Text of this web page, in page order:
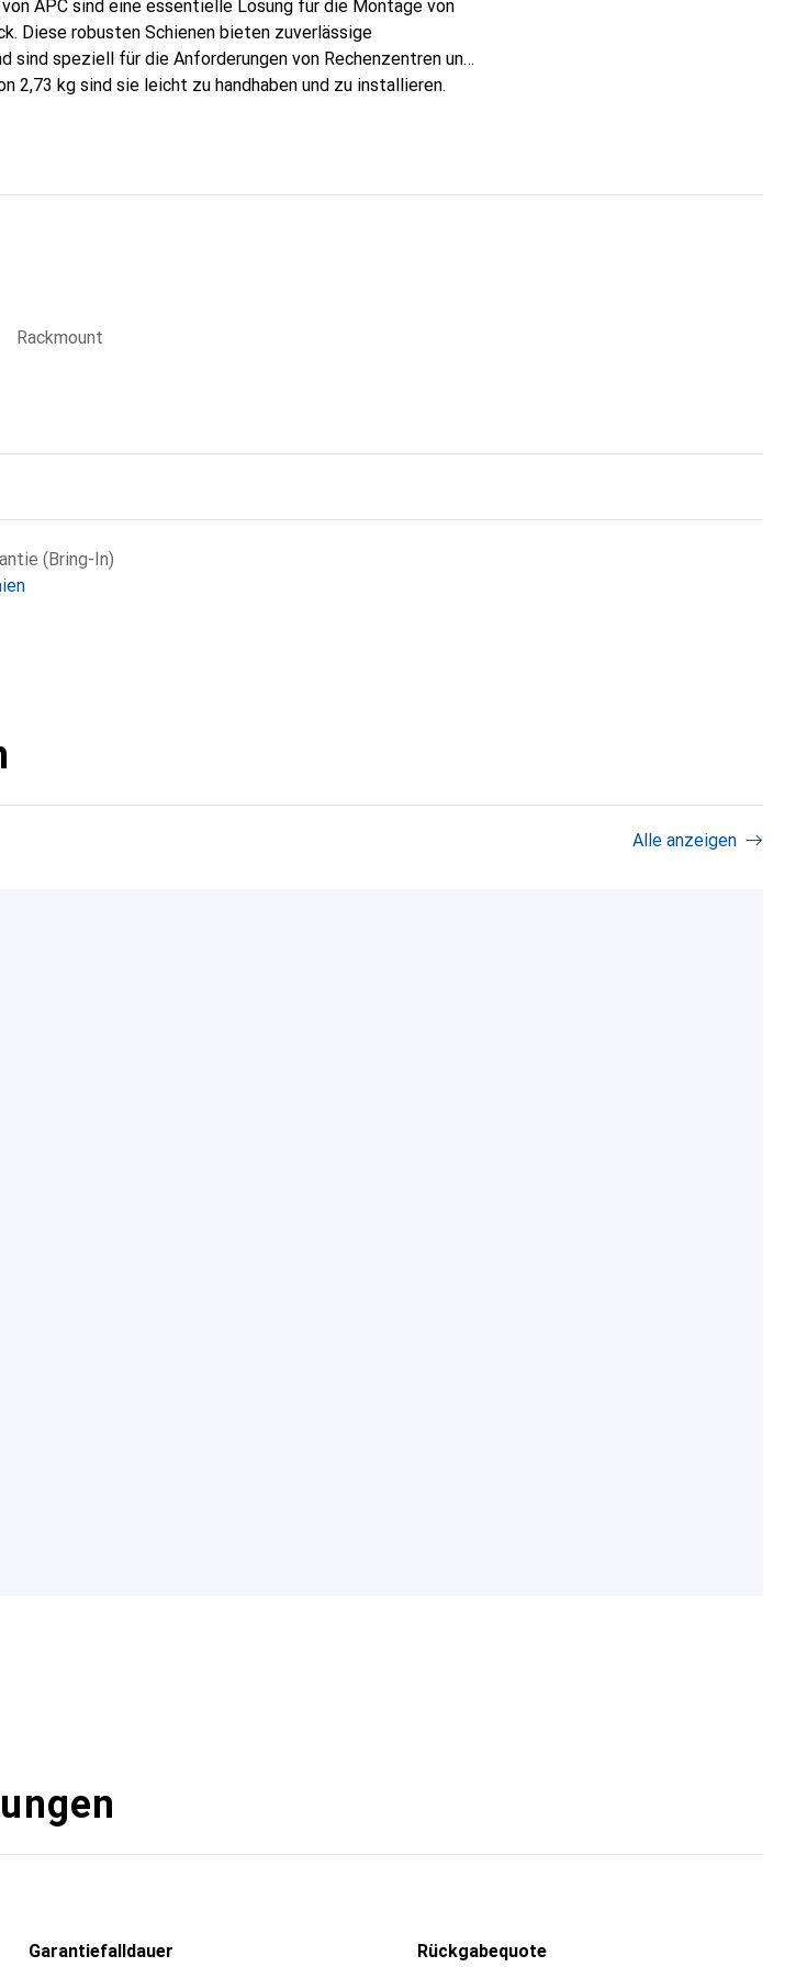
APC sind eine essentielle Lösung für die Montage von
Diese robusten Schienen bieten zuverlässige
speziell für die Anforderungen von Rechenzentren und
2,73 kg sind sie leicht zu handhaben und zu installieren.
sind aus hochwertigem Material gefertigt, das
Montage-Lösung ist ideal für alle, die eine sichere und
anstreben.
Rackmount
(Bring-In)
Alle anzeigen
Garantiefalldauer
Rückgabequote